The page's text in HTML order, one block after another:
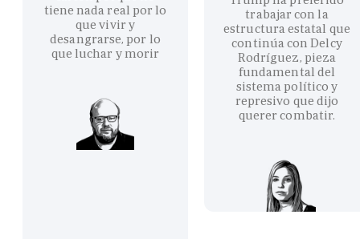
tiene nada real por lo
que vivir y
desangrarse, por lo
que luchar y morir
trabajar con la
estructura estatal que
continúa con Delcy
Rodríguez, pieza
fundamental del
sistema político y
represivo que dijo
querer combatir.